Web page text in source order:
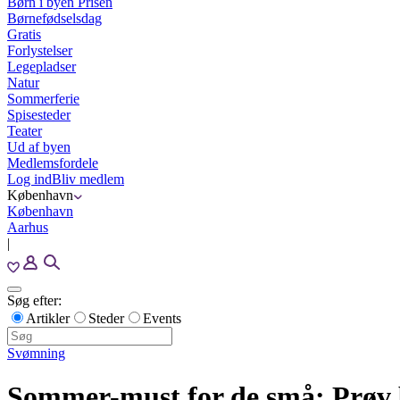
Børnefødselsdag
Gratis
Forlystelser
Legepladser
Natur
Sommerferie
Spisesteder
Teater
Ud af byen
Medlemsfordele
Log indBliv medlem
København
København
Aarhus
|
Søg efter:
Artikler
Steder Events
Svømning